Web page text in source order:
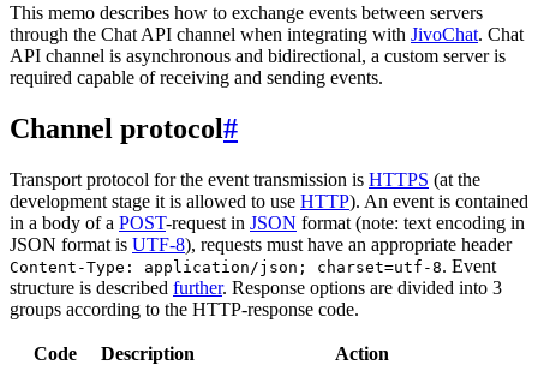
This memo describes how to exchange events between servers
through the Chat API channel when integrating with JivoChat. Chat
API channel is asynchronous and bidirectional, a custom server is
required capable of receiving and sending events.
Channel protocol#
Transport protocol for the event transmission is HTTPS (at the
development stage it is allowed to use HTTP). An event is contained
in a body of a POST-request in JSON format (note: text encoding in
JSON format is UTF-8), requests must have an appropriate header
Content-Type: application/json; charset=utf-8. Event
structure is described further. Response options are divided into 3
groups according to the HTTP-response code.
Code Description Action